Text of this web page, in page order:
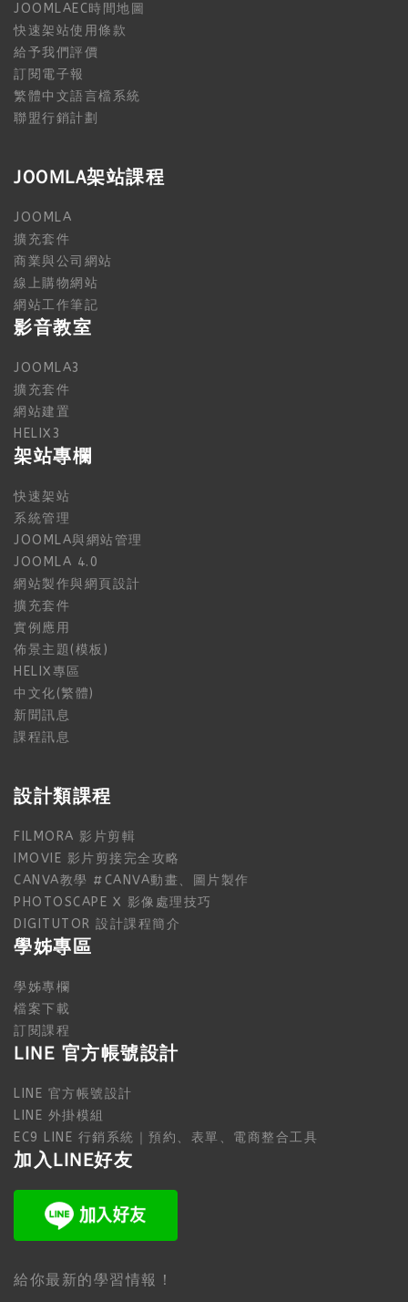
JOOMLAEC時間地圖
快速架站使用條款
給予我們評價
訂閱電子報
繁體中文語言檔系統
聯盟行銷計劃
JOOMLA架站課程
JOOMLA
擴充套件
商業與公司網站
線上購物網站
網站工作筆記
影音教室
JOOMLA3
擴充套件
網站建置
HELIX3
架站專欄
快速架站
系統管理
JOOMLA與網站管理
JOOMLA 4.0
網站製作與網頁設計
擴充套件
實例應用
佈景主題(模板)
HELIX專區
中文化(繁體)
新聞訊息
課程訊息
設計類課程
FILMORA 影片剪輯
IMOVIE 影片剪接完全攻略
CANVA教學 #CANVA動畫、圖片製作
PHOTOSCAPE X 影像處理技巧
DIGITUTOR 設計課程簡介
學姊專區
學姊專欄
檔案下載
訂閱課程
LINE 官方帳號設計
LINE 官方帳號設計
LINE 外掛模組
EC9 LINE 行銷系統｜預約、表單、電商整合工具
加入LINE好友
給你最新的學習情報！